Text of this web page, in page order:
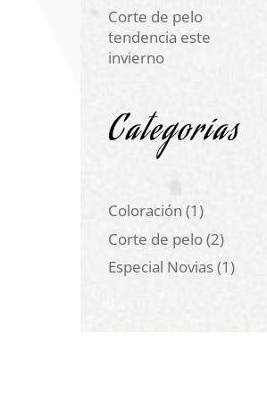
Corte de pelo
tendencia este
invierno
Categorías
Coloración (1)
Corte de pelo(2)
Especial Novias(1)